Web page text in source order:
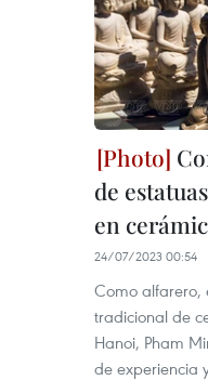
de
en
24/07/2023 00:54
Como alfarero,
tradicional de
Hanoi, Pham
de experiencia